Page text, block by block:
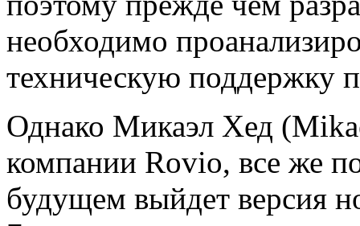
необходимо
техническую поддержку
Однако Микаэл Хед
компании Rovio, все же
будущем выйдет версия